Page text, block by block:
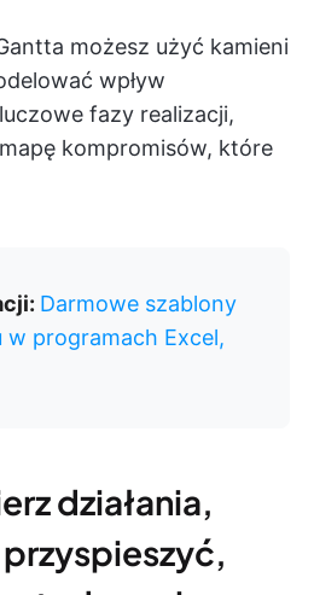
możesz użyć kamieni
wpływ
fazy realizacji,
kompromisów, które
Darmowe szablony
w programach Excel,
działania,